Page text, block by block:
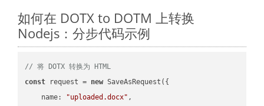
如何在 DOTX to DOTM 上转换
Nodejs：分步代码示例
// 将 DOTX 转换为 HTML
const request = new SaveAsRequest({
name: "uploaded.docx" ,